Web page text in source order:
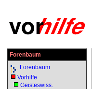
Forenbaum
Forenbaum
Vorhilfe
Geisteswiss.